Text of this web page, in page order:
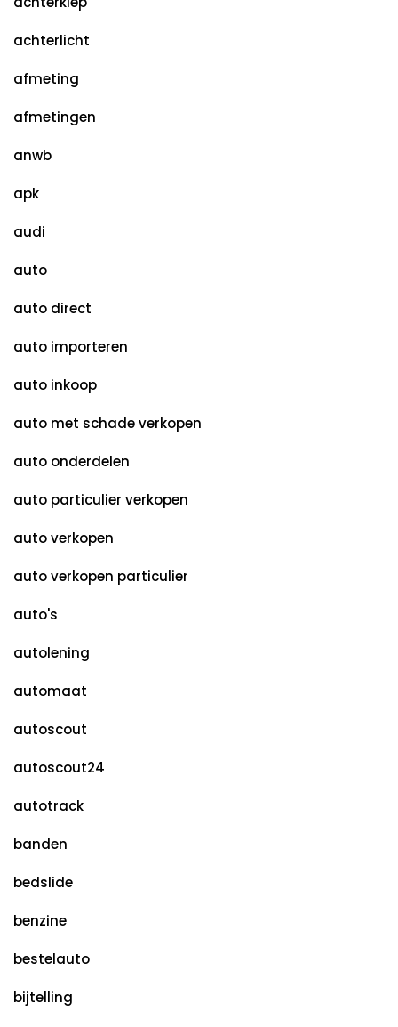
achterlicht
afmeting
afmetingen
anwb
apk
audi
auto
auto direct
auto importeren
auto inkoop
auto met schade verkopen
auto onderdelen
auto particulier verkopen
auto verkopen
auto verkopen particulier
auto's
autolening
automaat
autoscout
autoscout24
autotrack
banden
bedslide
benzine
bestelauto
bijtelling